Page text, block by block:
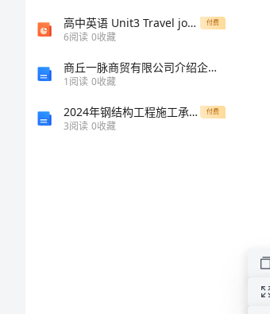
高中英语 Unit3 Travel journal第四学时 Grammar课件 新人教版必修1 付费
6阅读 0收藏
商丘一脉商贸有限公司介绍企业发展分析报告
1阅读 0收藏
2024年钢结构工程施工承包合同范本 付费
3阅读 0收藏